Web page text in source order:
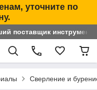
уточните по
поставщик
Сверление и